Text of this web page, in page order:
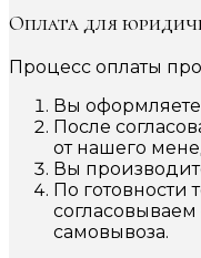
Оплата для
Процесс оплаты
Вы оформляете
После
от нашего
Вы
По готовности
самовывоза.